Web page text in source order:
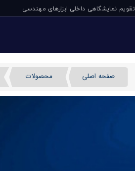
تقویم نمایشگاهی داخلی|ابزارهای مهندسی
صفحه اصلی محصولات